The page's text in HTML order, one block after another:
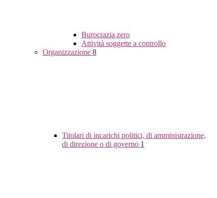
Burocrazia zero
Attività soggette a controllo
Organizzazione 8
Titolari di incarichi politici, di amministrazione,
di direzione o di governo 1